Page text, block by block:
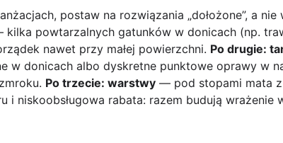
postaw na rozwiązania „dołożone”, a
powtarzalnych gatunków w donicach (np.
nawet przy małej powierzchni. Po drugie:
w donicach albo dyskretne punktowe oprawy w
Po trzecie: warstwy — pod stopami mata z
i niskoobsługowa rabata: razem budują wrażenie